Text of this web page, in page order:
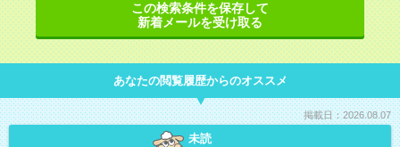
この検索条件を保存して
新着メールを受け取る
あなたの閲覧履歴からのオススメ
掲載日：2026.08.07
未読